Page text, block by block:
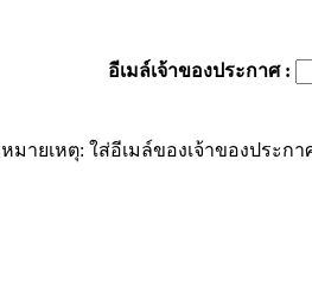
อีเมล์เจ้าของประกาศ:
หมายเหตุ: ใส่อีเมล์ของเจ้าของประก